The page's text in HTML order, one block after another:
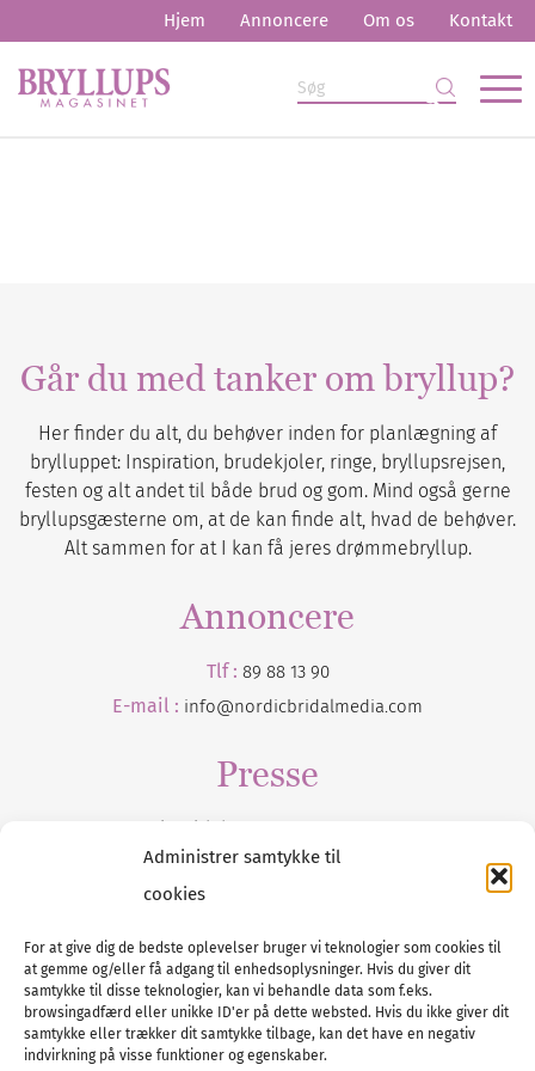
Administrer samtykke til
cookies
For at give dig de bedste oplevelser bruger vi teknologier som cookies til
at gemme og/eller få adgang til enhedsoplysninger. Hvis du giver dit
samtykke til disse teknologier, kan vi behandle data som f.eks.
browsingadfærd eller unikke ID'er på dette websted. Hvis du ikke giver dit
samtykke eller trækker dit samtykke tilbage, kan det have en negativ
indvirkning på visse funktioner og egenskaber.
Hjem Annoncere Om os Kontakt
Går du med tanker om bryllup?
Her finder du alt, du behøver inden for planlægning af
brylluppet: Inspiration, brudekjoler, ringe, bryllupsrejsen,
festen og alt andet til både brud og gom. Mind også gerne
bryllupsgæsterne om, at de kan finde alt, hvad de behøver.
Alt sammen for at I kan få jeres drømmebryllup.
Annoncere
Tlf : 89 88 13 90
E-mail : info@nordicbridalmedia.com
Presse
Tilmeld dig vores
Tel :89 88 13 90
E-post:info@nordicbridalmedia.com
Nordic Bridal Media